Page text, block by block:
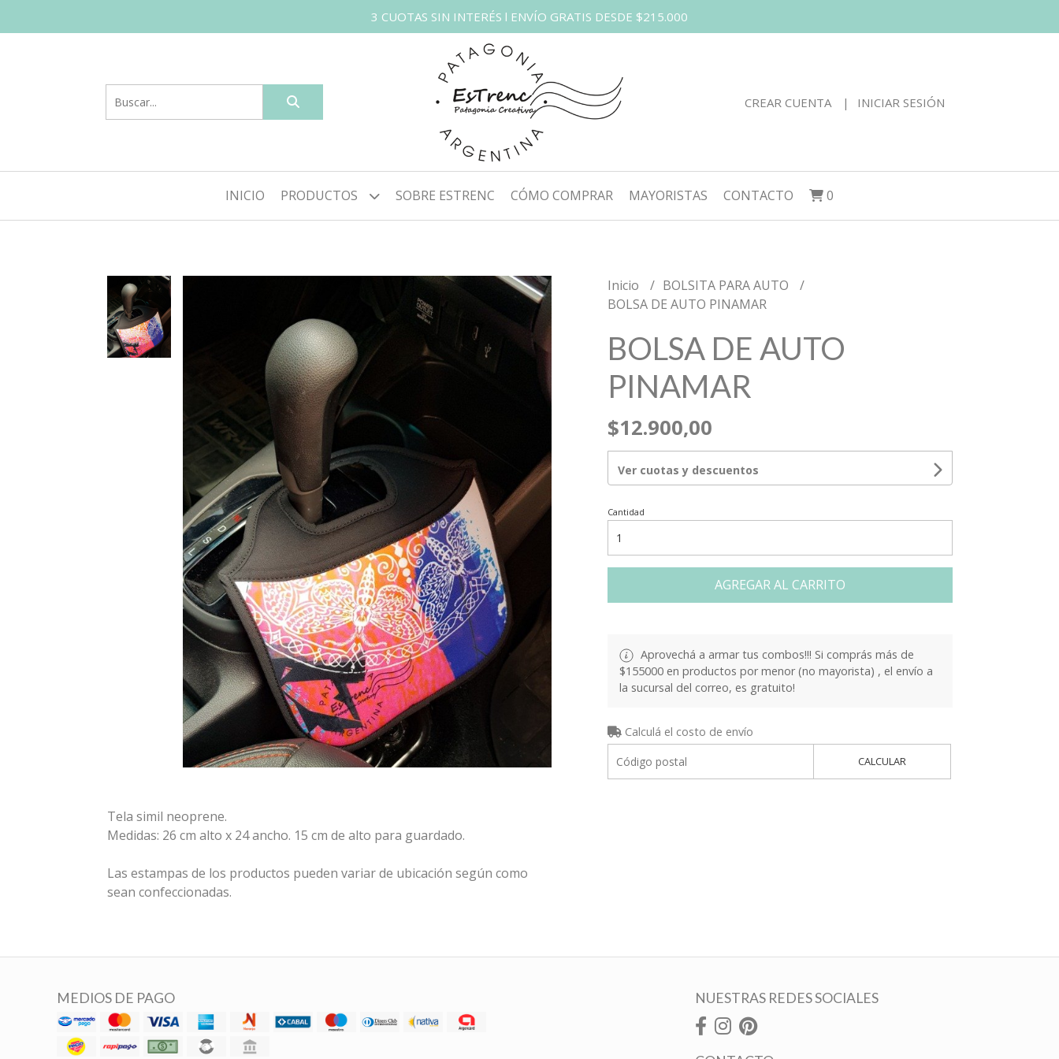
3 CUOTAS SIN INTERÉS l ENVÍO GRATIS DESDE $215.000
CREAR CUENTA INICIAR SESIÓN
INICIO PRODUCTOS SOBRE ESTRENC CÓMO COMPRAR MAYORISTAS CONTACTO 0
Tela simil neoprene.
Medidas: 26 cm alto x 24 ancho. 15 cm de alto para guardado.
Las estampas de los productos pueden variar de ubicación según como
sean confeccionadas.
Inicio
BOLSITA PARA AUTO
BOLSA DE AUTO PINAMAR
BOLSA DE AUTO
PINAMAR
$12.900,00
Ver cuotas y descuentos
Cantidad
AGREGAR AL CARRITO
Aprovechá a armar tus combos!!! Si comprás más de
$155000 en productos por menor (no mayorista) , el envío a
la sucursal del correo, es gratuito!
Calculá el costo de envío
CALCULAR
MEDIOS DE PAGO NUESTRAS REDES SOCIALES